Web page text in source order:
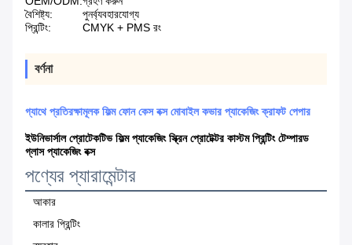
বৈশিষ্ট্য:
পুনর্ব্যবহারযোগ্য
প্রিন্টিং:
CMYK + PMS রং
বর্ণনা
গ্যাথে প্রতিরক্ষামূলক ফিল্ম ফোন কেস বক্স মোবাইল কভার প্যাকেজিং ক্রাফট পেপার
ইউনিভার্সাল প্রোটেকটিভ ফিল্ম প্যাকেজিং স্ক্রিন প্রোটেক্টর কাস্টম প্রিন্টিং টেম্পারড
গ্লাস প্যাকেজিং বক্স
পণ্যের প্যারামেন্টার
আকার
কালার প্রিন্টিং